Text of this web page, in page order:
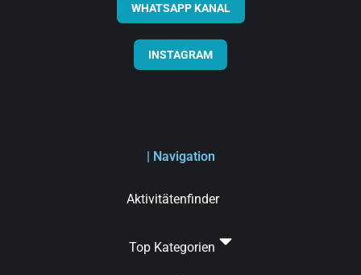
WHATSAPP KANAL
INSTAGRAM
| Navigation
Aktivitätenfinder
Top Kategorien